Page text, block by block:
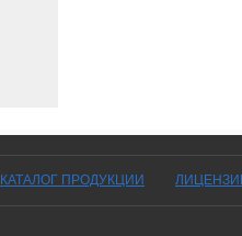
КАТАЛОГ ПРОДУКЦИИ